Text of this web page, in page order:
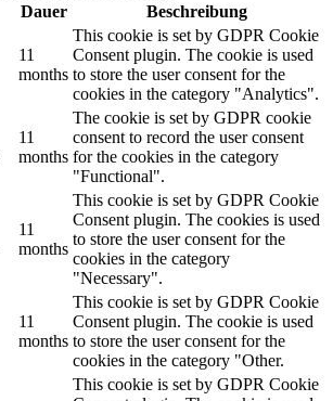
Dauer Beschreibung
11
months
This cookie is set by GDPR Cookie
Consent plugin. The cookie is used
to store the user consent for the
cookies in the category "Analytics".
11
months
The cookie is set by GDPR cookie
consent to record the user consent
for the cookies in the category
"Functional".
11
months
This cookie is set by GDPR Cookie
Consent plugin. The cookies is used
to store the user consent for the
cookies in the category
"Necessary".
11
months
This cookie is set by GDPR Cookie
Consent plugin. The cookie is used
to store the user consent for the
cookies in the category "Other.
This cookie is set by GDPR Cookie